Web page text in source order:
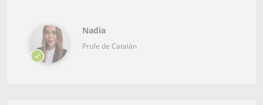
Nadia
Profe de Catalán